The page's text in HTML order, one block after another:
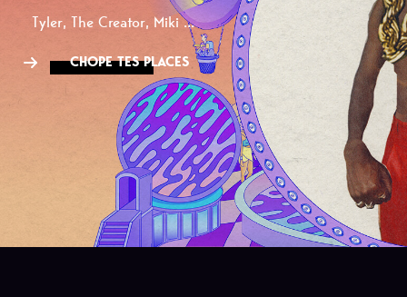
Tyler, The Creator, Miki ...
CHOPE TES PLACES